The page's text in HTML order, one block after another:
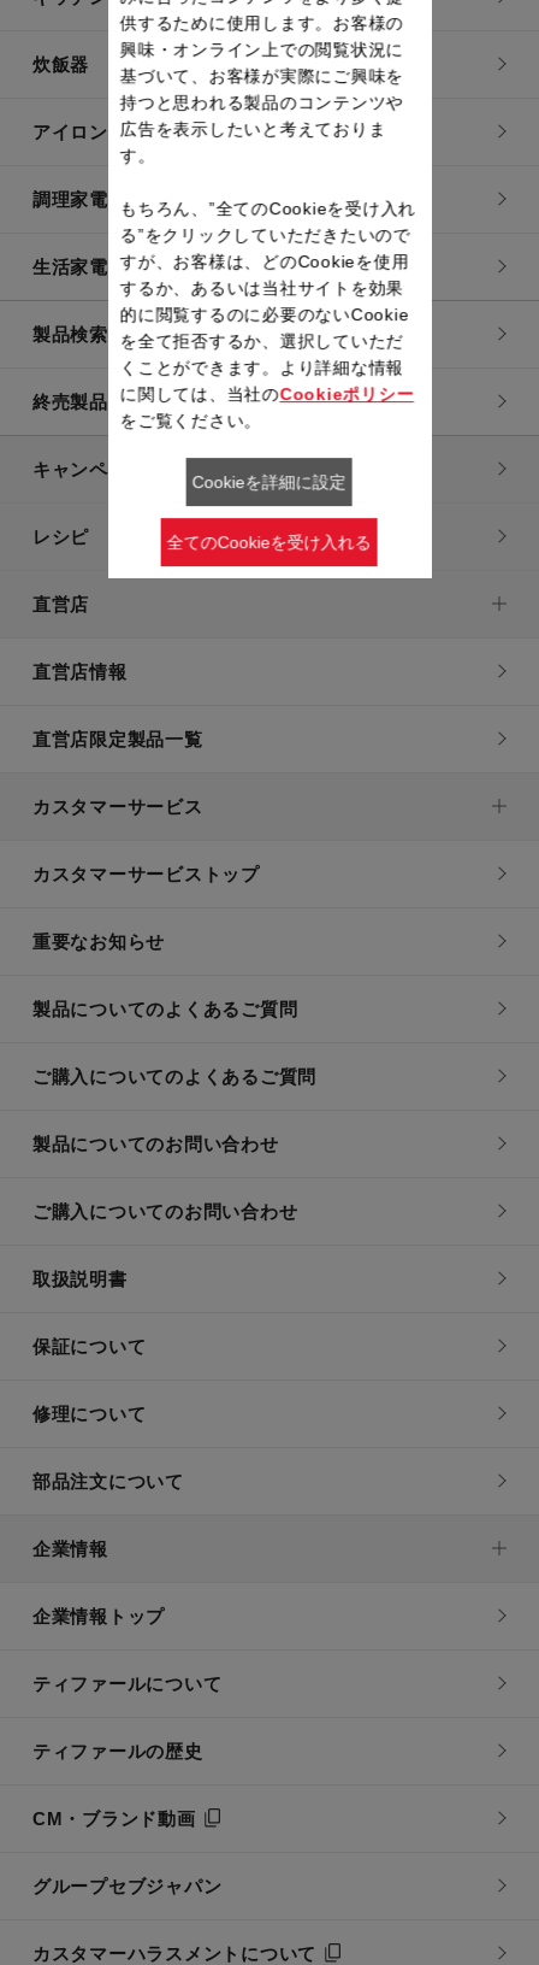
炊飯器
アイロン・衣類スチーマー
調理家電
生活家電
製品検索一覧
終売製品一覧
キャンペーン・特集
レシピ
直営店
直営店情報
直営店限定製品一覧
カスタマーサービス
カスタマーサービストップ
重要なお知らせ
製品についてのよくあるご質問
ご購入についてのよくあるご質問
製品についてのお問い合わせ
ご購入についてのお問い合わせ
取扱説明書
保証について
修理について
部品注文について
企業情報
企業情報トップ
ティファールについて
ティファールの歴史
CM・ブランド動画
グループセブジャパン
カスタマーハラスメントについて
供するために使用します。お客様の
興味・オンライン上での閲覧状況に
基づいて、お客様が実際にご興味を
持つと思われる製品のコンテンツや
広告を表示したいと考えておりま
す。
もちろん、”全てのCookieを受け入れ
る”をクリックしていただきたいので
すが、お客様は、どのCookieを使用
するか、あるいは当社サイトを効果
的に閲覧するのに必要のないCookie
を全て拒否するか、選択していただ
くことができます。より詳細な情報
に関しては、当社のCookieポリシー
をご覧ください。
Cookieを詳細に設定
全てのCookieを受け入れる